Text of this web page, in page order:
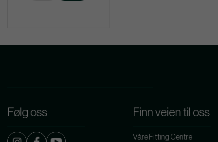
Følg oss Finn veien til oss
Våre Fitting Centre